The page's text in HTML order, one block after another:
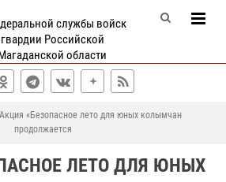
службы войск
Российской
области
Акция «Безопасное лето для юных колымчан
продолжается
ЛЕТО ДЛЯ ЮНЫХ